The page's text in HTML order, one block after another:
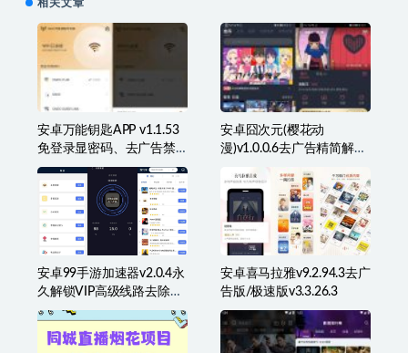
相关文章
安卓万能钥匙APP v1.1.53
免登录显密码、去广告禁
升级版
安卓囧次元(樱花动
漫)v1.0.0.6去广告精简解锁
安卓99手游加速器v2.0.4永
久解锁VIP高级线路去除广
告
安卓喜马拉雅v9.2.94.3去广
告版/极速版v3.3.26.3